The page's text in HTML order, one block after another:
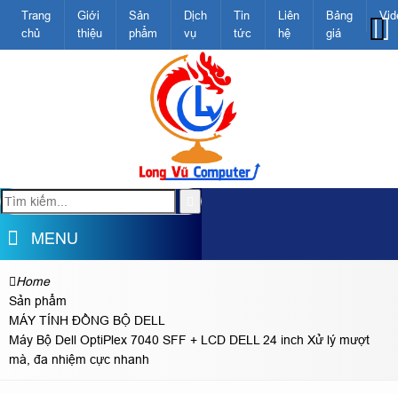
Trang
chủ
Giới
thiệu
Sản
phẩm
Dịch
vụ
Tin
tức
Liên
hệ
Bảng
giá
MENU
Home
Sản phẩm
MÁY TÍNH ĐỒNG BỘ DELL
Máy Bộ Dell OptiPlex 7040 SFF + LCD DELL 24 inch Xử lý mượt
mà, đa nhiệm cực nhanh